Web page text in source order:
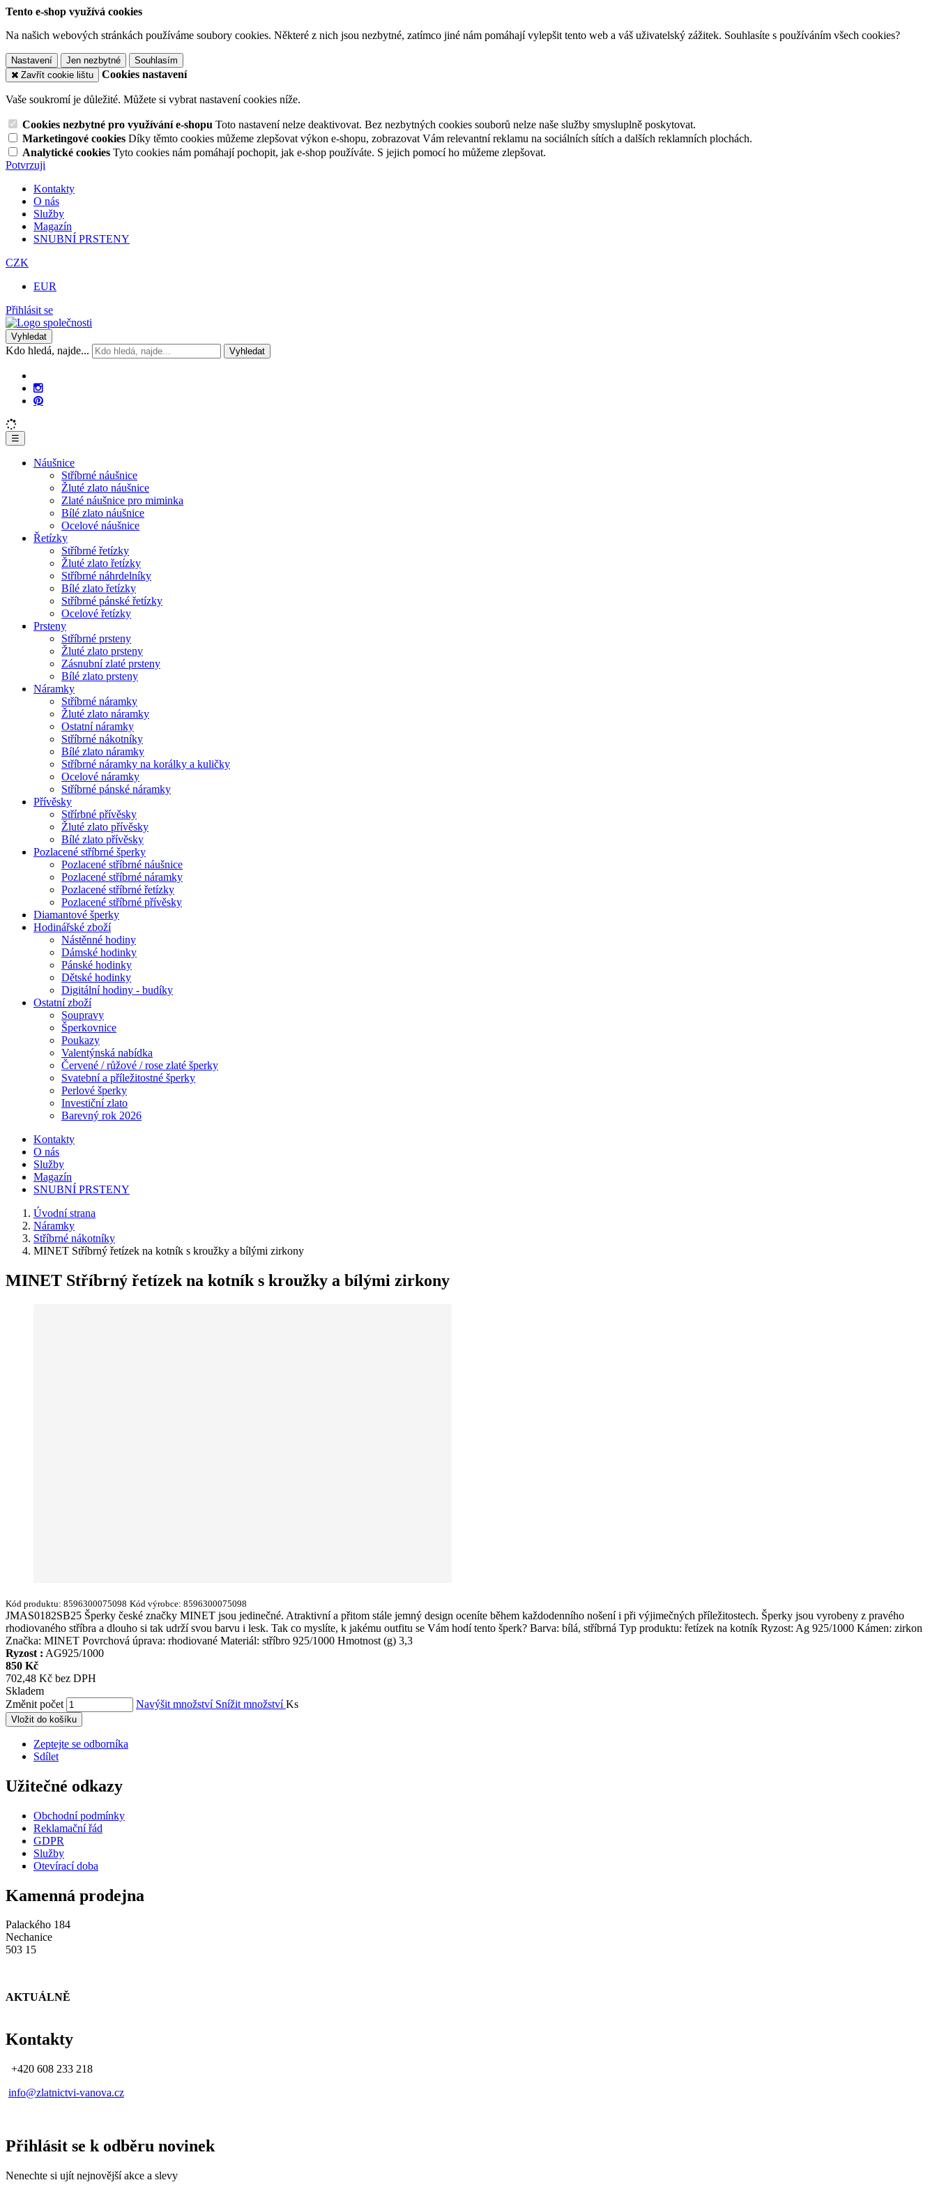
Tento e-shop využívá cookies
Na našich webových stránkách používáme soubory cookies. Některé z nich jsou nezbytné, zatímco jiné nám pomáhají vylepšit tento web a váš uživatelský zážitek. Souhlasíte s používáním všech cookies?
Nastavení Jen nezbytné
Souhlasím
Zavřít cookie lištu
Cookies nastavení
Vaše soukromí je důležité. Můžete si vybrat nastavení cookies níže.
Cookies nezbytné pro využívání e-shopu Toto nastavení nelze deaktivovat. Bez nezbytných cookies souborů nelze naše služby smysluplně poskytovat.
Marketingové cookies Díky těmto cookies můžeme zlepšovat výkon e-shopu, zobrazovat Vám relevantní reklamu na sociálních sítích a dalších reklamních plochách.
Analytické cookies Tyto cookies nám pomáhají pochopit, jak e-shop používáte. S jejich pomocí ho můžeme zlepšovat.
Potvrzuji
Kontakty
O nás
Služby
Magazín
SNUBNÍ PRSTENY
CZK
EUR
Přihlásit se
Vyhledat
Kdo hledá, najde... Vyhledat
☰
Náušnice
Stříbrné náušnice
Žluté zlato náušnice
Zlaté náušnice pro miminka
Bílé zlato náušnice
Ocelové náušnice
Řetízky
Stříbrné řetízky
Žluté zlato řetízky
Stříbrné náhrdelníky
Bílé zlato řetízky
Stříbrné pánské řetízky
Ocelové řetízky
Prsteny
Stříbrné prsteny
Žluté zlato prsteny
Zásnubní zlaté prsteny
Bílé zlato prsteny
Náramky
Stříbrné náramky
Žluté zlato náramky
Ostatní náramky
Stříbrné nákotníky
Bílé zlato náramky
Stříbrné náramky na korálky a kuličky
Ocelové náramky
Stříbrné pánské náramky
Přívěsky
Střírbné přívěsky
Žluté zlato přívěsky
Bílé zlato přívěsky
Pozlacené stříbrné šperky
Pozlacené stříbrné náušnice
Pozlacené stříbrné náramky
Pozlacené stříbrné řetízky
Pozlacené stříbrné přívěsky
Diamantové šperky
Hodinářské zboží
Nástěnné hodiny
Dámské hodinky
Pánské hodinky
Dětské hodinky
Digitální hodiny - budíky
Ostatní zboží
Soupravy
Šperkovnice
Poukazy
Valentýnská nabídka
Červené / růžové / rose zlaté šperky
Svatební a příležitostné šperky
Perlové šperky
Investiční zlato
Barevný rok 2026
Kontakty
O nás
Služby
Magazín
SNUBNÍ PRSTENY
Úvodní strana
Náramky
Stříbrné nákotníky
MINET Stříbrný řetízek na kotník s kroužky a bílými zirkony
MINET Stříbrný řetízek na kotník s kroužky a bílými zirkony
Kód produktu: 8596300075098 Kód výrobce: 8596300075098
JMAS0182SB25 Šperky české značky MINET jsou jedinečné. Atraktivní a přitom stále jemný design oceníte během každodenního nošení i při výjimečných příležitostech. Šperky jsou vyrobeny z pravého
rhodiovaného stříbra a dlouho si tak udrží svou barvu i lesk. Tak co myslíte, k jakému outfitu se Vám hodí tento šperk? Barva: bílá, stříbrná Typ produktu: řetízek na kotník Ryzost: Ag 925/1000 Kámen: zirkon
Značka: MINET Povrchová úprava: rhodiované Materiál: stříbro 925/1000 Hmotnost (g) 3,3
Ryzost : AG925/1000
850 Kč
702,48 Kč bez DPH
Skladem
Změnit počet
Navýšit množství Snížit množstvíKs
Vložit do košíku
Zeptejte se odborníka
Sdílet
Užitečné odkazy
Obchodní podmínky
Reklamační řád
GDPR
Služby
Otevírací doba
Kamenná prodejna
Palackého 184
Nechanice
503 15
AKTUÁLNĚ
Kontakty
+420 608 233 218
info@zlatnictvi-vanova.cz
Přihlásit se k odběru novinek
Nenechte si ujít nejnovější akce a slevy